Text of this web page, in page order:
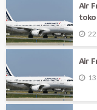
Air
Air